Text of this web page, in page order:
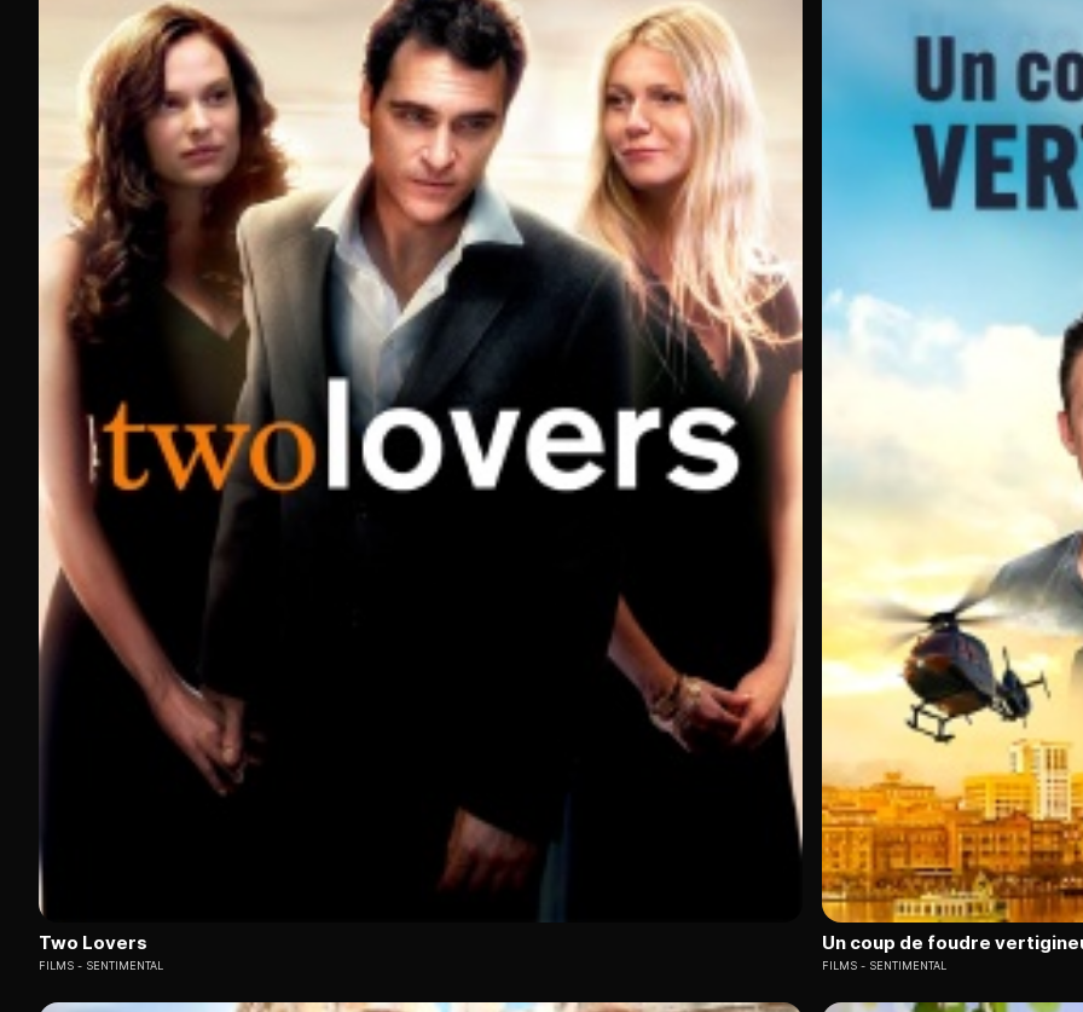
Two Lovers
FILMS SENTIMENTAL
Un coup de foudre
FILMS SENTIMENTAL